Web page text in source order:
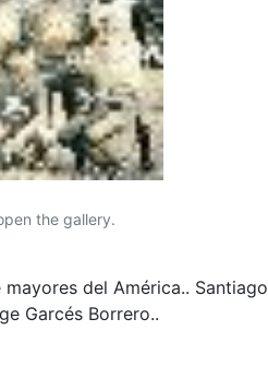
the gallery.
del América.. Santiago
Garcés Borrero..